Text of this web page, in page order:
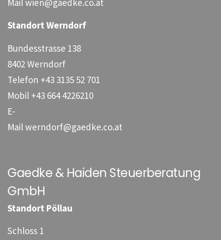
Standort Werndorf
Bundesstrasse 138
8402 Werndorf
Telefon +43 3135 52 701
Mobil +43 664 4226210
E-
Mail werndorf@gaedke.co.at
Gaedke & Haiden Steuerberatung
GmbH
Standort Pöllau
Schloss 1